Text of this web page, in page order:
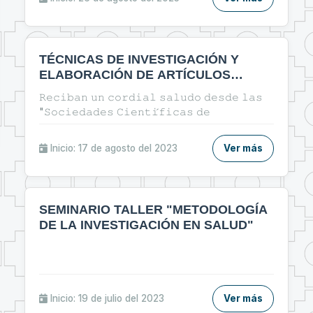
TÉCNICAS DE INVESTIGACIÓN Y
ELABORACIÓN DE ARTÍCULOS
CIENTÍFICOS EN EL ÁREA DE LA
SALUD
𝚁𝚎𝚌𝚒𝚋𝚊𝚗 𝚞𝚗 𝚌𝚘𝚛𝚍𝚒𝚊𝚕 𝚜𝚊𝚕𝚞𝚍𝚘 𝚍𝚎𝚜𝚍𝚎 𝚕𝚊𝚜
"𝚂𝚘𝚌𝚒𝚎𝚍𝚊𝚍𝚎𝚜 𝙲𝚒𝚎𝚗𝚝𝚒́𝚏𝚒𝚌𝚊𝚜 𝚍𝚎
𝚎𝚜𝚝𝚊 𝚘𝚙𝚘𝚛𝚝𝚞𝚗𝚒𝚍𝚊𝚍 𝚕𝚎𝚜 𝚒𝚗𝚟𝚒𝚝𝚊𝚖𝚘𝚜 𝚊
𝚙𝚊𝚛𝚝𝚒𝚌𝚒𝚙𝚊𝚛 𝚍𝚎𝚕 𝚌𝚞𝚛𝚜𝚘: 🔰"ᴛᴇ́ᴄɴɪᴄᴀs ᴅᴇ
ᴄɪᴇɴᴛɪ́ғɪᴄᴏs ᴇɴ ᴇʟ ᴀ́ʀᴇᴀ ᴅᴇ ʟᴀ sᴀʟᴜᴅ"🔰
Inicio: 17 de agosto del 2023 Ver más
SEMINARIO TALLER "METODOLOGÍA
DE LA INVESTIGACIÓN EN SALUD"
Inicio: 19 de julio del 2023 Ver más